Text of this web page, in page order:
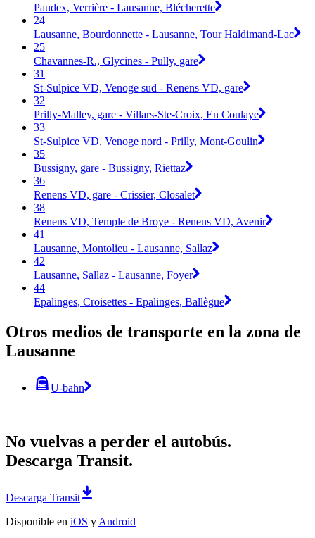
Paudex, Verrière - Lausanne, Blécherette
24
Lausanne, Bourdonnette - Lausanne, Tour Haldimand-Lac
25
Chavannes-R., Glycines - Pully, gare
31
St-Sulpice VD, Venoge sud - Renens VD, gare
32
Prilly-Malley, gare - Villars-Ste-Croix, En Coulaye
33
St-Sulpice VD, Venoge nord - Prilly, Mont-Goulin
35
Bussigny, gare - Bussigny, Riettaz
36
Renens VD, gare - Crissier, Closalet
38
Renens VD, Temple de Broye - Renens VD, Avenir
41
Lausanne, Montolieu - Lausanne, Sallaz
42
Lausanne, Sallaz - Lausanne, Foyer
44
Epalinges, Croisettes - Epalinges, Ballègue
Otros medios de transporte en la zona de
Lausanne
U-bahn
No vuelvas a perder el autobús.
Descarga Transit.
Descarga Transit
Disponible en iOS y Android